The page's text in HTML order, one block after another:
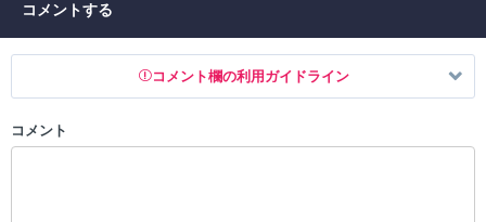
コメントする
コメント欄の利用ガイドライン
以下の書き込みを禁止とし、場合によってはコメント削除や書き込み制
コメント